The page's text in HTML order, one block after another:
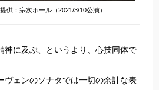
供：宗次ホール（2021/3/10公演）
神に及ぶ、というより、心技同体で
ヴェンのソナタでは一切の余計な表